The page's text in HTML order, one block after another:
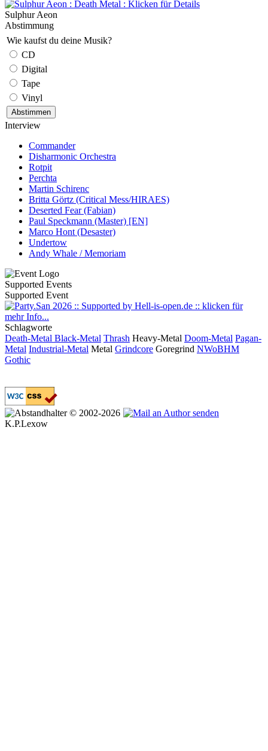
Sulphur Aeon
Abstimmung
Wie kaufst du deine Musik?
CD
Digital
Tape
Vinyl
Interview
Commander
Disharmonic Orchestra
Rotpit
Perchta
Martin Schirenc
Britta Görtz (Critical Mess/HIRAES)
Deserted Fear (Fabian)
Paul Speckmann (Master) [EN]
Marco Hont (Desaster)
Undertow
Andy Whale / Memoriam
Supported Events
Supported Event
Schlagworte
Death-Metal Black-Metal Thrash Heavy-Metal Doom-Metal Pagan-
Metal Industrial-Metal Metal Grindcore Goregrind NWoBHM
Gothic
© 2002-2026
K.P.Lexow